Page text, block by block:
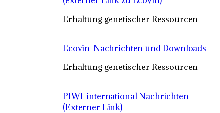
Erhaltung genetischer Ressourcen
Ecovin-Nachrichten und Downloads
Erhaltung genetischer Ressourcen
PIWI-international Nachrichten
(Externer Link)